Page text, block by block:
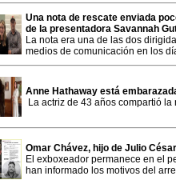
Una nota de rescate enviada
de la presentadora Savannah
La nota era una de las dos
medios de comunicación en los
Anne Hathaway está
La actriz de 43 años compartió
Omar Chávez, hijo de Julio
El exboxeador permanece en el
han informado los motivos del